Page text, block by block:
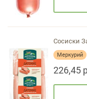
Сосиски
Меркурий
226,45